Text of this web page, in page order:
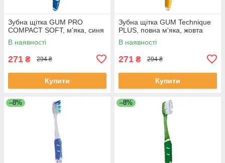
Зубна щітка GUM PRO
COMPACT SOFT, м'яка, синя
В наявності
271 ₴ 294 ₴
Купити
Зубна щітка GUM Technique
PLUS, повна м'яка, жовта
В наявності
271 ₴ 294 ₴
Купити
–8% –8%